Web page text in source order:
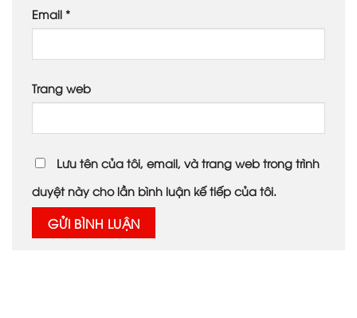
Email *
Trang web
Lưu tên của tôi, email, và trang web trong trình
duyệt này cho lần bình luận kế tiếp của tôi.